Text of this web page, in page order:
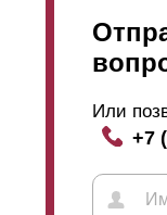
Или
+7